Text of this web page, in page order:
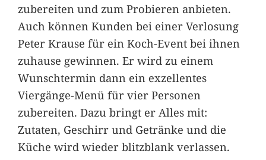
zubereiten und zum Probieren anbieten.
Auch können Kunden bei einer Verlosung
Peter Krause für ein Koch-Event bei ihnen
zuhause gewinnen. Er wird zu einem
Wunschtermin dann ein exzellentes
Viergänge-Menü für vier Personen
zubereiten. Dazu bringt er Alles mit:
Zutaten, Geschirr und Getränke und die
Küche wird wieder blitzblank verlassen.